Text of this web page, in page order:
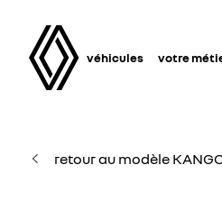
véhicules votre
retour au modèle